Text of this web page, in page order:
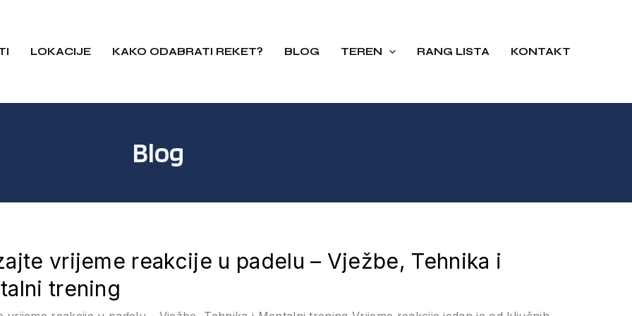
LOKACIJE KAKO ODABRATI REKET? BLOG TEREN RANG LISTA KONTAKT
Blog
vrijeme reakcije u padelu – Vježbe, Tehnika i
trening